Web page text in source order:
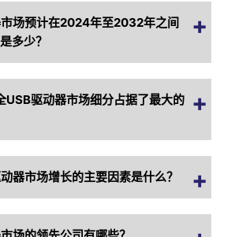
场预计在2024年至2032年之间
多少？
驱动器市场细分占据了最大的
器市场增长的主要因素是什么？